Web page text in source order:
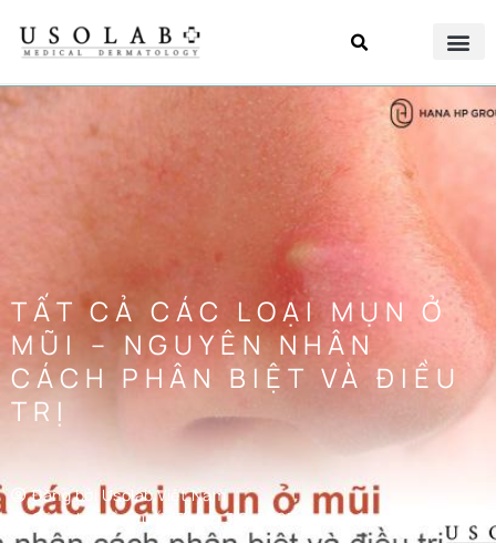
TẤT CẢ CÁC LOẠI MỤN Ở
MŨI – NGUYÊN NHÂN
CÁCH PHÂN BIỆT VÀ ĐIỀU
TRỊ
Đăng bởi
Usolab Việt Nam
Cập nhật lần cuối:
Tháng 3 6, 2025